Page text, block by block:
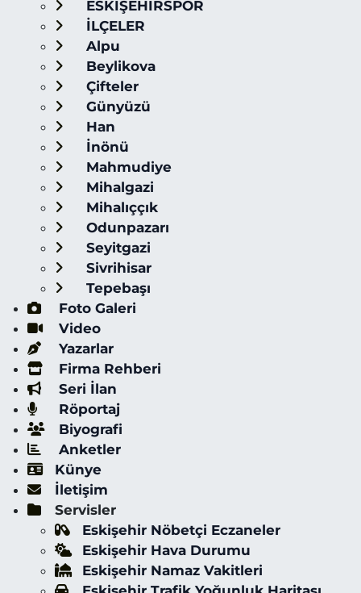
ESKİŞEHİRSPOR
İLÇELER
Alpu
Beylikova
Çifteler
Günyüzü
Han
İnönü
Mahmudiye
Mihalgazi
Mihalıççık
Odunpazarı
Seyitgazi
Sivrihisar
Tepebaşı
Foto Galeri
Video
Yazarlar
Firma Rehberi
Seri İlan
Röportaj
Biyografi
Anketler
Künye
İletişim
Servisler
Eskişehir Nöbetçi Eczaneler
Eskişehir Hava Durumu
Eskişehir Namaz Vakitleri